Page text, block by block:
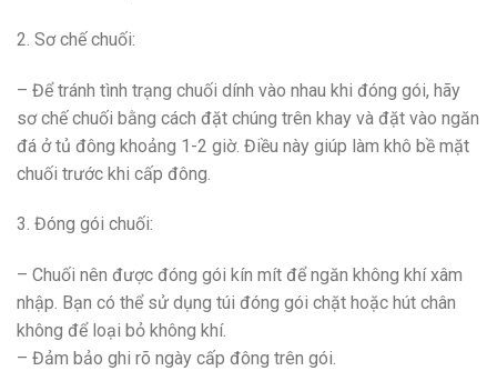
2. Sơ chế chuối:
– Để tránh tình trạng chuối dính vào nhau khi đóng gói, hãy
sơ chế chuối bằng cách đặt chúng trên khay và đặt vào ngăn
đá ở tủ đông khoảng 1-2 giờ. Điều này giúp làm khô bề mặt
chuối trước khi cấp đông.
3. Đóng gói chuối:
– Chuối nên được đóng gói kín mít để ngăn không khí xâm
nhập. Bạn có thể sử dụng túi đóng gói chặt hoặc hút chân
không để loại bỏ không khí.
– Đảm bảo ghi rõ ngày cấp đông trên gói.